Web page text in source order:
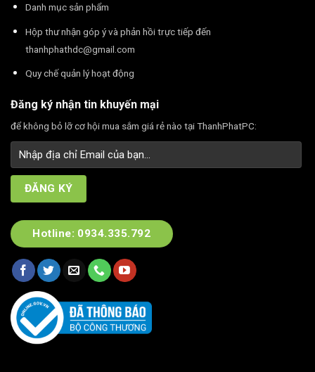
Danh mục sản phẩm
Hộp thư nhận góp ý và phản hồi trực tiếp đến
thanhphathdc@gmail.com
Quy chế quản lý hoạt động
Đăng ký nhận tin khuyến mại
để không bỏ lỡ cơ hội mua sắm giá rẻ nào tại ThanhPhatPC:
Hotline: 0934.335.792